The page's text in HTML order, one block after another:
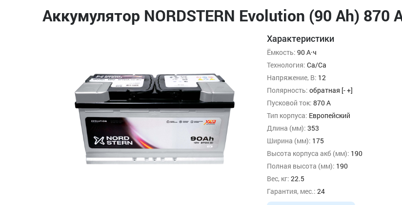
Аккумулятор NORDSTERN Evolution (90 Ah) 870
Характеристики
Ёмкость: 90 А·ч
Технология: Ca/Ca
Напряжение, В: 12
Полярность: обратная [- +]
Пусковой ток: 870 А
Тип корпуса: Европейский
Длина (мм): 353
Ширина (мм): 175
Высота корпуса акб (мм): 190
Полная высота (мм): 190
Вес, кг: 22.5
Гарантия, мес.: 24